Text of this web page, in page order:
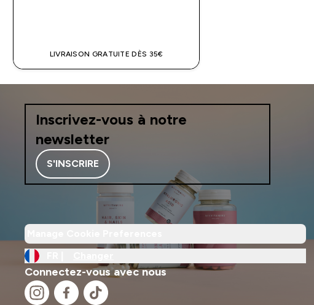
LIVRAISON GRATUITE DÈS 35€
Inscrivez-vous à notre
newsletter
S'INSCRIRE
Connectez-vous avec nous